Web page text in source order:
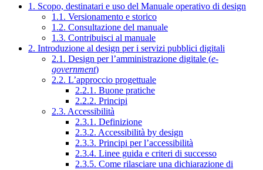
1. Scopo, destinatari e uso del Manuale operativo di design
1.1. Versionamento e storico
1.2. Consultazione del manuale
1.3. Contribuisci al manuale
2. Introduzione al design per i servizi pubblici digitali
2.1. Design per l’amministrazione digitale (e-
government)
2.2. L’approccio progettuale
2.2.1. Buone pratiche
2.2.2. Principi
2.3. Accessibilità
2.3.1. Definizione
2.3.2. Accessibilità by design
2.3.3. Principi per l’accessibilità
2.3.4. Linee guida e criteri di successo
2.3.5. Come rilasciare una dichiarazione di